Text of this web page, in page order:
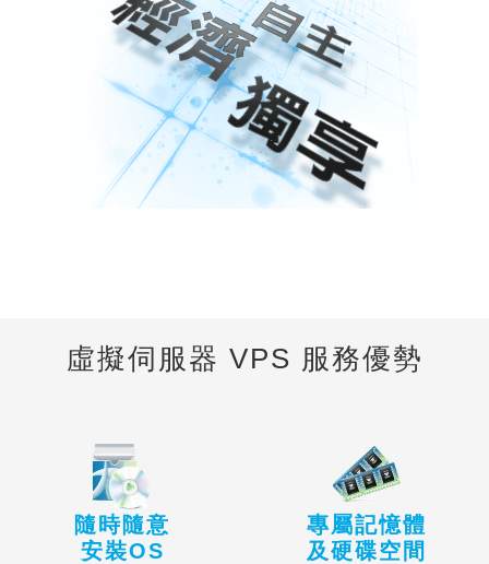
虛擬伺服器 VPS 服務優勢
隨時隨意
安裝OS
專屬記憶體
及硬碟空間